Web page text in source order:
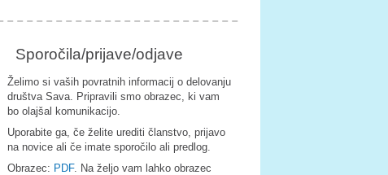
Sporočila/prijave/odjave
Želimo si vaših povratnih informacij o delovanju
društva Sava. Pripravili smo obrazec, ki vam
bo olajšal komunikacijo.
Uporabite ga, če želite urediti članstvo, prijavo
na novice ali če imate sporočilo ali predlog.
Obrazec: PDF. Na željo vam lahko obrazec